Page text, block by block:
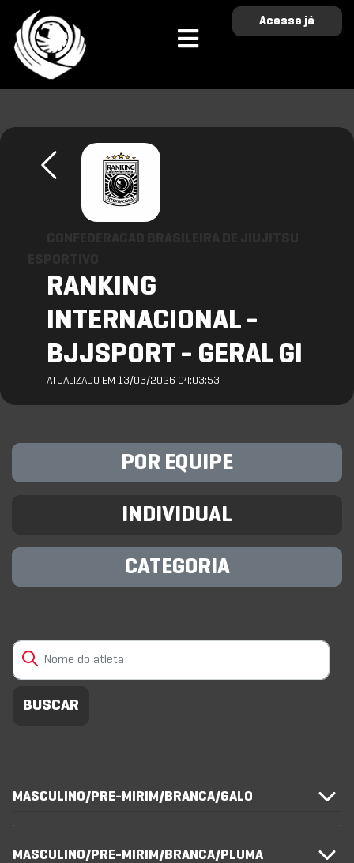
Acesse já
RANKING
INTERNACIONAL -
BJJSPORT - GERAL GI
ATUALIZADO EM 13/03/2026 04:03:53
POR EQUIPE
INDIVIDUAL
CATEGORIA
MASCULINO/PRE-MIRIM/BRANCA/GALO
MASCULINO/PRE-MIRIM/BRANCA/PLUMA